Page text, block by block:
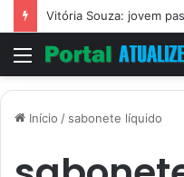
Menu
Início / sabonete líquido